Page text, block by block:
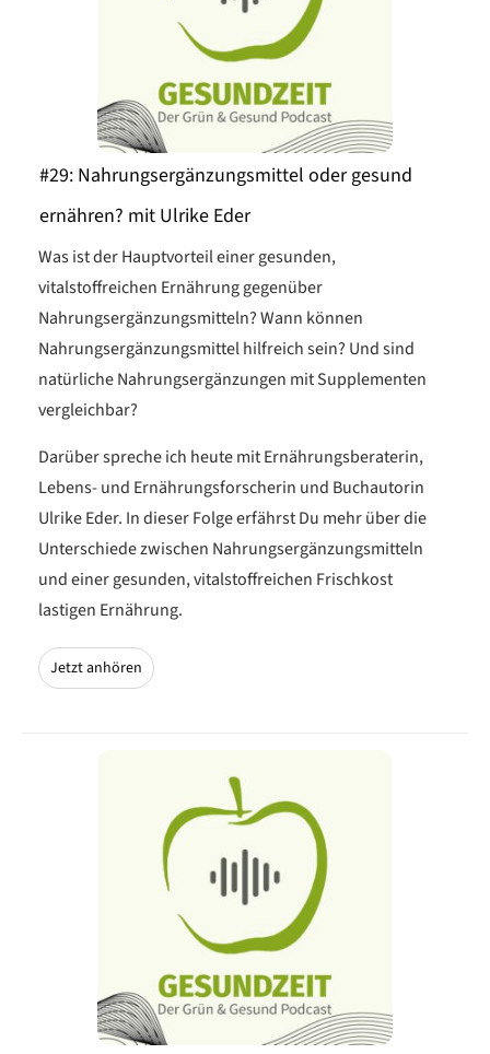
#29: Nahrungsergänzungsmittel oder gesund
ernähren? mit Ulrike Eder
Was ist der Hauptvorteil einer gesunden,
vitalstoffreichen Ernährung gegenüber
Nahrungsergänzungsmitteln? Wann können
Nahrungsergänzungsmittel hilfreich sein? Und sind
natürliche Nahrungsergänzungen mit Supplementen
vergleichbar?
Darüber spreche ich heute mit Ernährungsberaterin,
Lebens- und Ernährungsforscherin und Buchautorin
Ulrike Eder. In dieser Folge erfährst Du mehr über die
Unterschiede zwischen Nahrungsergänzungsmitteln
und einer gesunden, vitalstoffreichen Frischkost
lastigen Ernährung.
Jetzt anhören